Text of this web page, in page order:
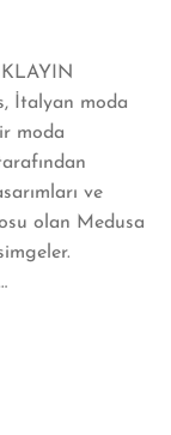
İtalyan moda
moda
ve
olan Medusa